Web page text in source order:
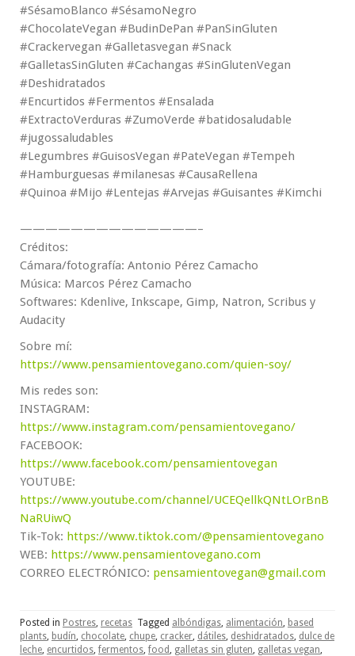
#SésamoBlanco #SésamoNegro
#ChocolateVegan #BudinDePan #PanSinGluten
#Crackervegan #Galletasvegan #Snack
#GalletasSinGluten #Cachangas #SinGlutenVegan
#Deshidratados
#Encurtidos #Fermentos #Ensalada
#ExtractoVerduras #ZumoVerde #batidosaludable
#jugossaludables
#Legumbres #GuisosVegan #PateVegan #Tempeh
#Hamburguesas #milanesas #CausaRellena
#Quinoa #Mijo #Lentejas #Arvejas #Guisantes #Kimchi
——————————————–
Créditos:
Cámara/fotografía: Antonio Pérez Camacho
Música: Marcos Pérez Camacho
Softwares: Kdenlive, Inkscape, Gimp, Natron, Scribus y
Audacity
Sobre mí:
https://www.pensamientovegano.com/quien-soy/
Mis redes son:
INSTAGRAM:
https://www.instagram.com/pensamientovegano/
FACEBOOK:
https://www.facebook.com/pensamientovegan
YOUTUBE:
https://www.youtube.com/channel/UCEQellkQNtLOrBnB
NaRUiwQ
Tik-Tok: https://www.tiktok.com/@pensamientovegano
WEB: https://www.pensamientovegano.com
CORREO ELECTRÓNICO: pensamientovegan@gmail.com
Posted in Postres recetas Tagged albóndigas alimentación
based
plants budín chocolate chupe cracker dátiles deshidratados dulce de
leche encurtidos fermentos food galletas sin gluten galletas vegan